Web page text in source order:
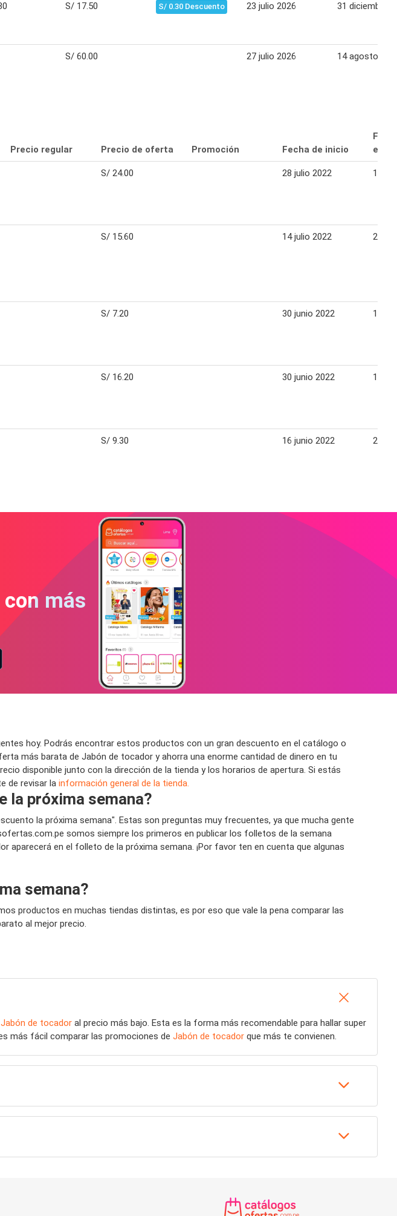
S/ 17.50 S/ 0.30 Descuento 23 julio 2026 31 diciembre
S/ 60.00 27 julio 2026 14 agosto
Precio regular Precio de oferta Promoción Fecha de inicio
S/ 24.00 28 julio 2022 10
S/ 15.60 14 julio 2022 27
S/ 7.20 30 junio 2022 13
S/ 16.20 30 junio 2022 13
S/ 9.30 16 junio 2022 29
más
hoy. Podrás encontrar estos productos con un gran descuento en el catálogo o
más barata de Jabón de tocador y ahorra una enorme cantidad de dinero en tu
disponible junto con la dirección de la tienda y los horarios de apertura. Si estás
de revisar la información general de la tienda.
la próxima semana?
la próxima semana". Estas son preguntas muy frecuentes, ya que mucha gente
somos siempre los primeros en publicar los folletos de la semana
en el folleto de la próxima semana. ¡Por favor ten en cuenta que algunas
semana?
productos en muchas tiendas distintas, es por eso que vale la pena comparar las
al mejor precio.
Jabón de tocador al precio más bajo. Esta es la forma más recomendable para hallar super
más fácil comparar las promociones de Jabón de tocador que más te convienen.